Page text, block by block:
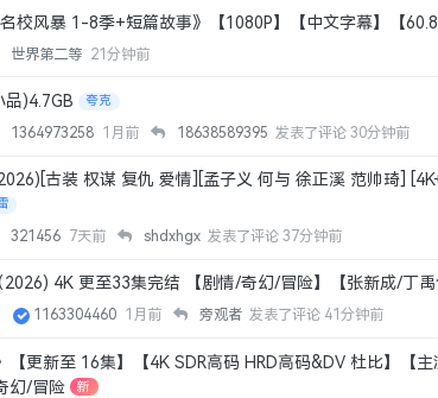
名校风暴 1-8季+短篇故事》【1080P】【中文字幕】【
世界第二等 21分钟前
品)4.7GB 夸克
1364973258 1月前 18638589395 发表了评论 30分钟前
古装 权谋 复仇 爱情][孟子义 何与 徐正溪 范帅琦]
321456 7天前 shdxhgx 发表了评论 37分钟前
4K 更至33集完结 【剧情/奇幻/冒险】【张新成/丁禹
1163304460 1月前 旁观者 发表了评论 41分钟前
【更新至 16集】【4K SDR高码 HRD高码&DV 杜比】【
幻/冒险
新